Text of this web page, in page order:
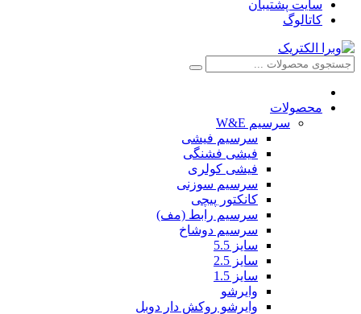
سایت پشتیبان
کاتالوگ
محصولات
سرسیم W&E
سرسیم فیشی
فیشی فشنگی
فیشی کولری
سرسیم سوزنی
کانکتور پیچی
سرسیم رابط (مف)
سرسیم دوشاخ
سایز 5.5
سایز 2.5
سایز 1.5
وایرشو
وایرشو روکش دار دوبل